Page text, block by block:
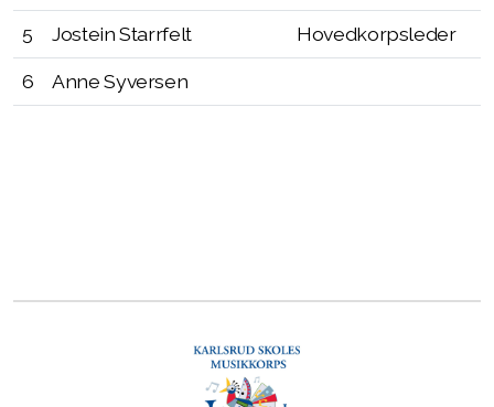
5 Jostein Starrfelt Hovedkorpsleder
6 Anne Syversen
Utmelding